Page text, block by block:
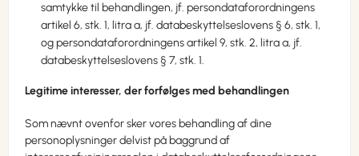
samtykke til behandlingen, jf. persondataforordningens
artikel 6, stk. 1, litra a, jf. databeskyttelseslovens § 6, stk. 1,
og persondataforordningens artikel 9, stk. 2, litra a, jf.
databeskyttelseslovens § 7, stk. 1.
Legitime interesser, der forfølges med behandlingen
Som nævnt ovenfor sker vores behandling af dine
personoplysninger delvist på baggrund af